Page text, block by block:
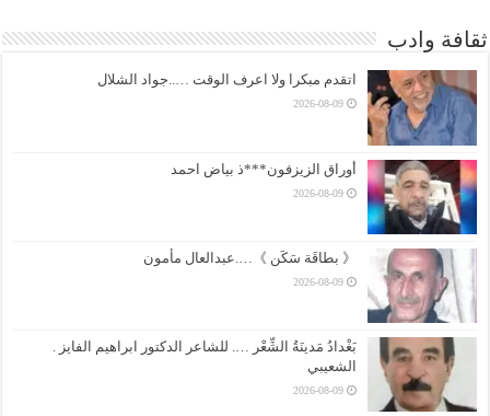
ثقافة وادب
اتقدم مبكرا ولا اعرف الوقت …..جواد الشلال
2026-08-09
أوراق الزيزفون***ذ بياض احمد
2026-08-09
《 بطاقَة سَكَن 》….عبدالعال مأمون
2026-08-09
بَغْدادُ مَدينَةُ الشِّعْر …. للشاعر الدكتور ابراهيم الفايز .
الشعيبي
2026-08-09